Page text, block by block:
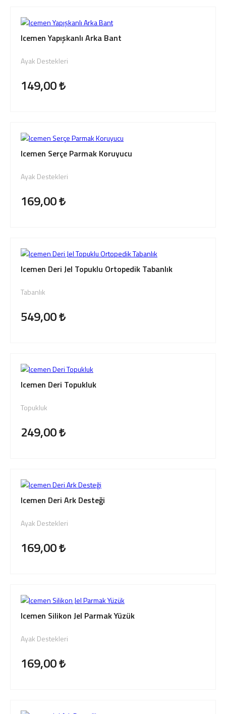
Icemen Yapışkanlı Arka Bant
Ayak Destekleri
149,00
Icemen Serçe Parmak Koruyucu
Ayak Destekleri
169,00
Icemen Deri Jel Topuklu Ortopedik Tabanlık
Tabanlık
549,00
Icemen Deri Topukluk
Topukluk
249,00
Icemen Deri Ark Desteği
Ayak Destekleri
169,00
Icemen Silikon Jel Parmak Yüzük
Ayak Destekleri
169,00